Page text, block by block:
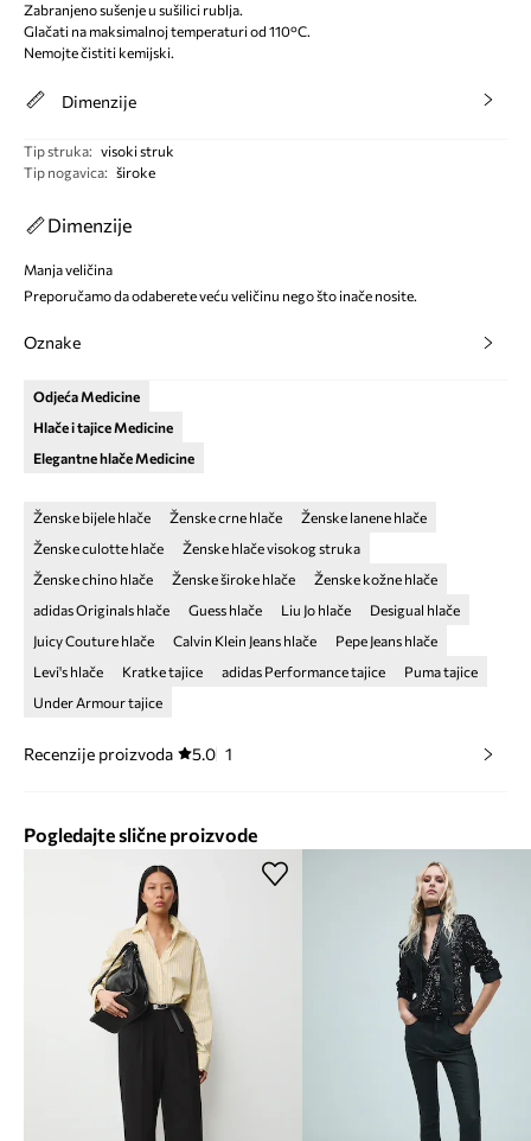
Zabranjeno sušenje u sušilici rublja.
Glačati na maksimalnoj temperaturi od 110°C.
Nemojte čistiti kemijski.
Dimenzije
Tip struka: visoki struk
Tip nogavica: široke
Dimenzije
Manja veličina
Preporučamo da odaberete veću veličinu nego što inače nosite.
Oznake
Odjeća Medicine
Hlače i tajice Medicine
Elegantne hlače Medicine
Ženske bijele hlače Ženske crne hlače
Ženske lanene hlače
Ženske culotte hlače
Ženske hlače visokog struka
Ženske chino hlače
Ženske široke hlače
Ženske kožne hlače
adidas Originals hlače
Guess hlače Liu Jo hlače
Desigual hlače
Juicy Couture hlače
Calvin Klein Jeans hlače
Pepe Jeans hlače
Levi's hlače
Kratke tajice adidas Performance tajice
Puma tajice
Under Armour tajice
Recenzije proizvoda 5.0 1
Pogledajte slične proizvode